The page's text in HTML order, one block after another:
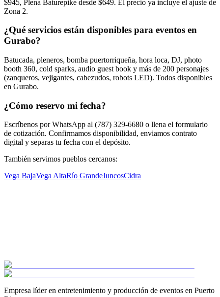
$945, Plena Baturepike desde $649. El precio ya incluye el ajuste de
Zona 2.
¿Qué servicios están disponibles para eventos en
Gurabo?
Batucada, pleneros, bomba puertorriqueña, hora loca, DJ, photo
booth 360, cold sparks, audio guest book y más de 200 personajes
(zanqueros, vejigantes, cabezudos, robots LED). Todos disponibles
en Gurabo.
¿Cómo reservo mi fecha?
Escríbenos por WhatsApp al (787) 329-6680 o llena el formulario
de cotización. Confirmamos disponibilidad, enviamos contrato
digital y separas tu fecha con el depósito.
También servimos pueblos cercanos:
Vega BajaVega AltaRío GrandeJuncosCidra
Empresa líder en entretenimiento y producción de eventos en Puerto